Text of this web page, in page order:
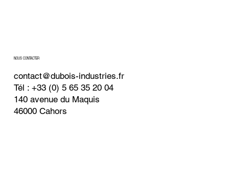
NOUS CONTACTER
contact@dubois-industries.fr
Tél : +33 (0) 5 65 35 20 04
140 avenue du Maquis
46000 Cahors